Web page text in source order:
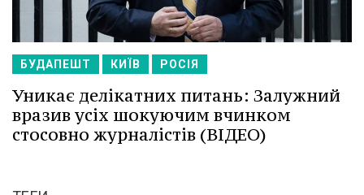
БУДАПЕШТ КИЇВ РОСІЯ
Уникає делікатних питань: Залужний
вразив усіх шокуючим вчинком
стосовно журналістів (ВІДЕО)